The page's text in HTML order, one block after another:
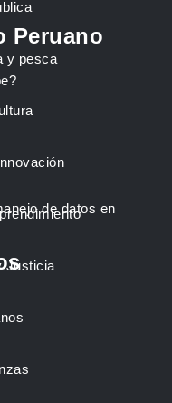
y pesca
Justicia
Peruano
de datos en